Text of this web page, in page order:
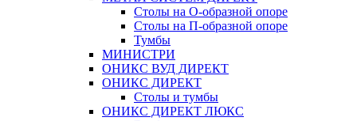
Столы на О-образной опоре
Столы на П-образной опоре
Тумбы
МИНИСТРИ
ОНИКС ВУД ДИРЕКТ
ОНИКС ДИРЕКТ
Столы и тумбы
ОНИКС ДИРЕКТ ЛЮКС